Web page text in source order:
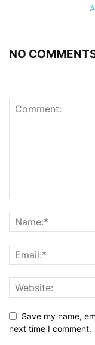
NO
Save my name,
next time I comment.